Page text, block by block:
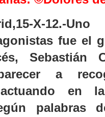
X-12.-
fue el
Sebastián
a
actuando en
palabras